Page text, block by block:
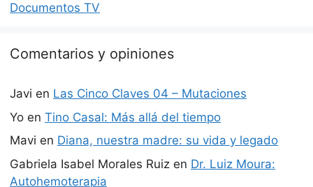
Documentos TV
Comentarios y opiniones
Javi en Las Cinco Claves 04 – Mutaciones
Yo en Tino Casal: Más allá del tiempo
Mavi en Diana, nuestra madre: su vida y legado
Gabriela Isabel Morales Ruiz en Dr. Luiz Moura:
Autohemoterapia